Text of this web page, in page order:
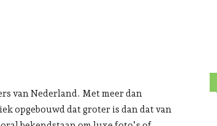
van Nederland. Met meer dan
opgebouwd dat groter is dan dat van